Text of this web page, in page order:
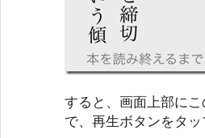
すると、画面上部に
で、再生ボタンをタッ